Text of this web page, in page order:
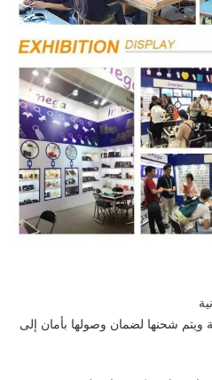
ويتم شحنها لضمان وصولها بأمان إلى